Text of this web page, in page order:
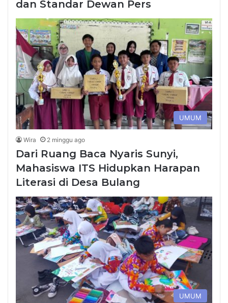
dan Standar Dewan Pers
UMUM
Wira 2 minggu ago
Dari Ruang Baca Nyaris Sunyi,
Mahasiswa ITS Hidupkan Harapan
Literasi di Desa Bulang
UMUM